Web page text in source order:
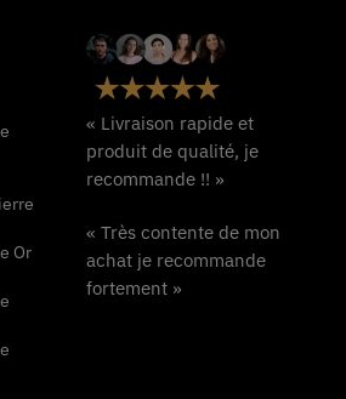
Or
« Livraison rapide et
produit de qualité, je
recommande !! »
« Très contente de mon
achat je recommande
fortement »